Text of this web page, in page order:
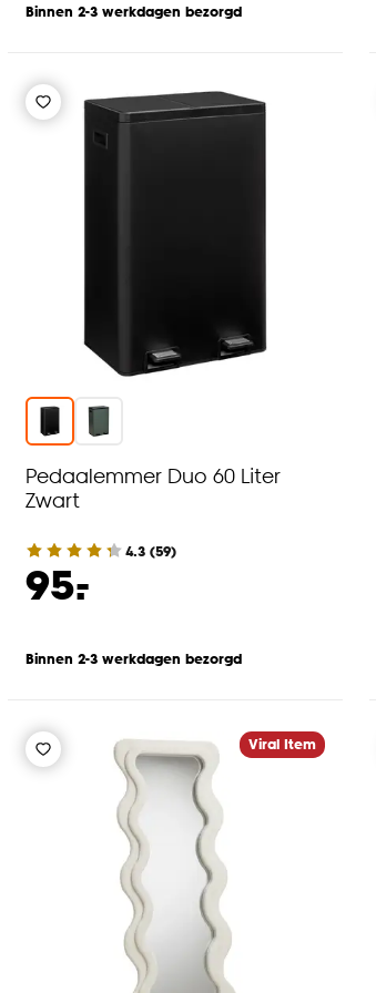
Binnen 2-3 werkdagen bezorgd
Pedaalemmer Duo 60 Liter
Zwart
4.3 (59)
95.
-
Binnen 2-3 werkdagen bezorgd
Viral Item